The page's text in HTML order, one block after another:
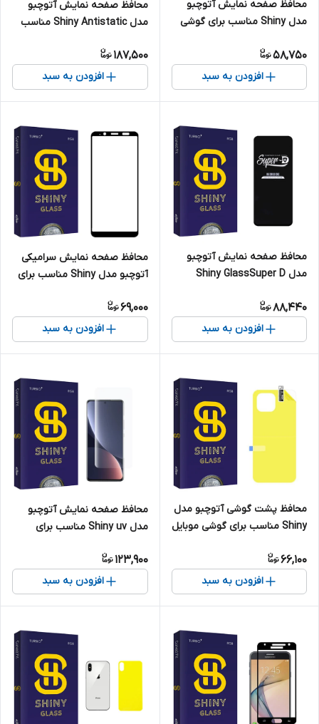
محافظ صفحه نمایش آتوچبو
مدل Shiny مناسب برای گوشی
58,750
افزودن به سبد
محافظ صفحه نمایش آتوچبو
مدل Shiny Antistatic مناسب
Redmi note 13
187,500
افزودن به سبد
محافظ صفحه نمایش آتوچبو
مدل Shiny GlassSuper D
شیائومی Note 9
88,440
افزودن به سبد
محافظ صفحه نمایش سرامیکی
آتوچبو مدل Shiny مناسب برای
A6 (2018)
69,000
افزودن به سبد
محافظ پشت گوشی آتوچبو مدل
Shiny مناسب برای گوشی موبایل
66,100
افزودن به سبد
محافظ صفحه نمایش آتوچبو
مدل Shiny uv مناسب برای
123,900
افزودن به سبد